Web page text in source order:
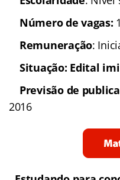
Número de vagas:
Remuneração:
Situação: Edital
Previsão de
2016